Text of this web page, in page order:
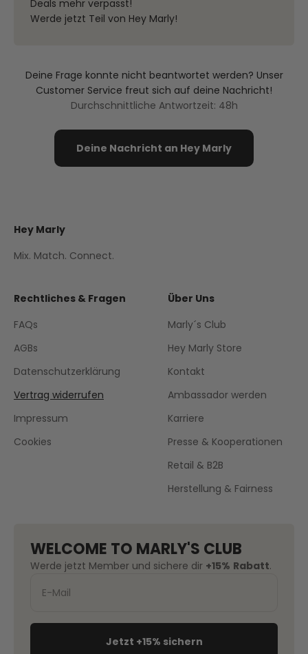
Deals mehr verpasst!
Werde jetzt Teil von Hey Marly!
Deine Frage konnte nicht beantwortet werden? Unser
Customer Service freut sich auf deine Nachricht!
Durchschnittliche Antwortzeit: 48h
Deine Nachricht an Hey Marly
Hey Marly
Mix. Match. Connect.
Rechtliches & Fragen
FAQs
AGBs
Datenschutzerklärung
Vertrag widerrufen
Impressum
Cookies
Über Uns
Marly´s Club
Hey Marly Store
Kontakt
Ambassador werden
Karriere
Presse & Kooperationen
Retail & B2B
Herstellung & Fairness
WELCOME TO MARLY'S CLUB
Werde jetzt Member und sichere dir +15% Rabatt.
Jetzt +15% sichern